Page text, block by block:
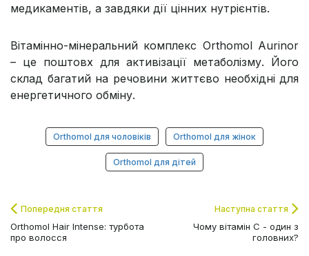
медикаментів, а завдяки дії цінних нутрієнтів.
Вітамінно-мінеральний комплекс Orthomol Aurinor
– це поштовх для активізації метаболізму. Його
склад багатий на речовини життєво необхідні для
енергетичного обміну.
Orthomol для чоловіків Orthomol для жінок
Orthomol для дітей
Попередня стаття
Orthomol Hair Intense: турбота
про волосся
Наступна стаття
Чому вітамін C - один з
головних?